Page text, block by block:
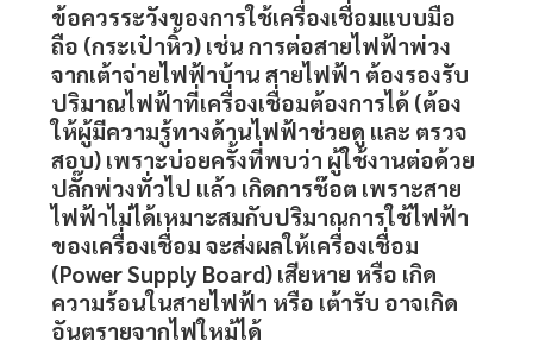
ข้อควรระวังของการใช้เครื่องเชื่อมแบบมือ
ถือ (กระเป๋าหิ้ว) เช่น การต่อสายไฟฟ้าพ่วง
จากเต้าจ่ายไฟฟ้าบ้าน สายไฟฟ้า ต้องรองรับ
ปริมาณไฟฟ้าที่เครื่องเชื่อมต้องการได้ (ต้อง
ให้ผู้มีความรู้ทางด้านไฟฟ้าช่วยดู และ ตรวจ
สอบ) เพราะบ่อยครั้งที่พบว่า ผู้ใช้งานต่อด้วย
ปลั๊กพ่วงทั่วไป แล้ว เกิดการช๊อต เพราะสาย
ไฟฟ้าไม่ได้เหมาะสมกับปริมาณการใช้ไฟฟ้า
ของเครื่องเชื่อม จะส่งผลให้เครื่องเชื่อม
(Power Supply Board) เสียหาย หรือ เกิด
ความร้อนในสายไฟฟ้า หรือ เต้ารับ อาจเกิด
อันตรายจากไฟใหม้ได้